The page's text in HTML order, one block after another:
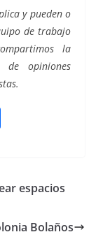
y pueden o
de trabajo
la
opiniones
p
tir
espacios
Bolaños